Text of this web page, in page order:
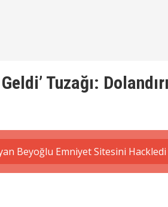
Tuzağı:
Beyoğlu Emniyet Sitesini Hackledi